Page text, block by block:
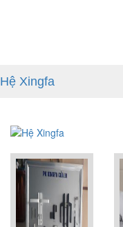
Hệ Xingfa